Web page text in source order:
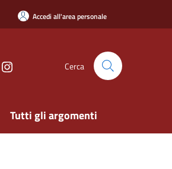
Accedi all'area personale
Cerca
Tutti gli argomenti